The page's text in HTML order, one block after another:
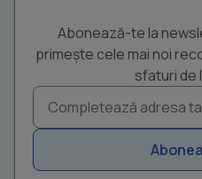
Abonează-te la
primește cele mai noi
sfaturi de